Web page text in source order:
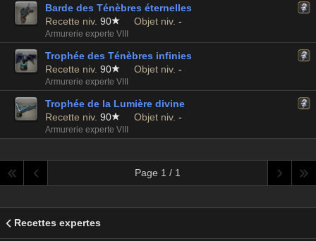
Barde des Ténèbres éternelles
Recette niv. 90 Objet niv. -
Armurerie experte VIII
Trophée des Ténèbres infinies
Recette niv. 90 Objet niv. -
Armurerie experte VIII
Trophée de la Lumière divine
Recette niv. 90 Objet niv. -
Armurerie experte VIII
Page 1 / 1
Recettes expertes